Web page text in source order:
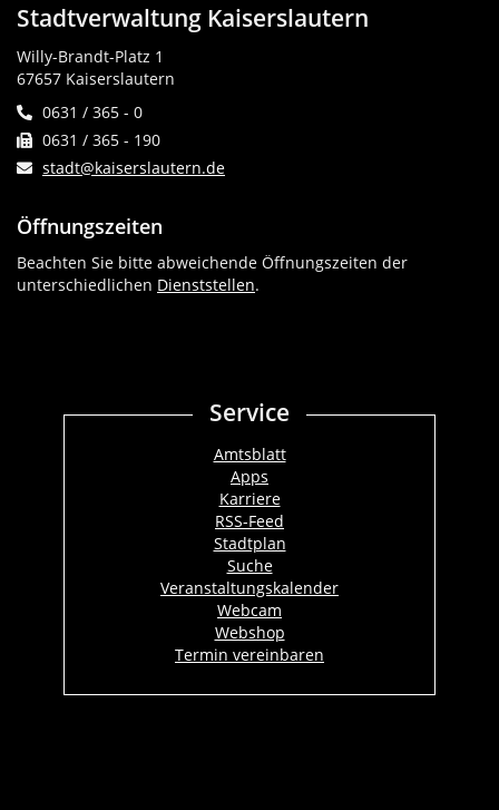
Stadtverwaltung Kaiserslautern
Willy-Brandt-Platz 1
67657 Kaiserslautern
0631 / 365 - 0
0631 / 365 - 190
stadt@kaiserslautern.de
Öffnungszeiten
Beachten Sie bitte abweichende Öffnungszeiten der
unterschiedlichen Dienststellen.
Service
Amtsblatt
Apps
Karriere
RSS-Feed
Stadtplan
Suche
Veranstaltungskalender
Webcam
Webshop
Termin vereinbaren